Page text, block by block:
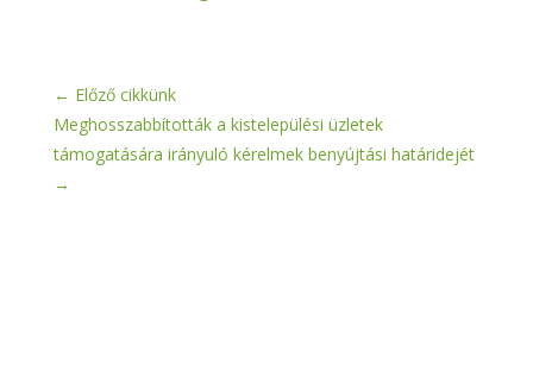
← Előző cikkünk
Meghosszabbították a kistelepülési üzletek
támogatására irányuló kérelmek benyújtási határidejét
→